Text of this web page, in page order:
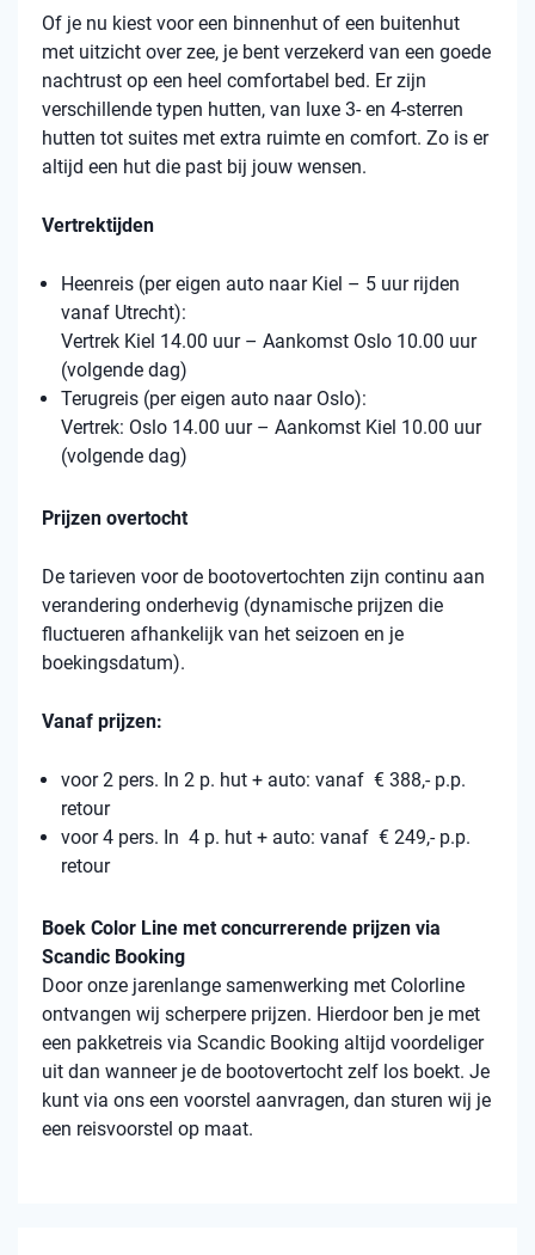
Of je nu kiest voor een binnenhut of een buitenhut
met uitzicht over zee, je bent verzekerd van een goede
nachtrust op een heel comfortabel bed. Er zijn
verschillende typen hutten, van luxe 3- en 4-sterren
hutten tot suites met extra ruimte en comfort. Zo is er
altijd een hut die past bij jouw wensen.
Vertrektijden
Heenreis (per eigen auto naar Kiel – 5 uur rijden
vanaf Utrecht):
Vertrek Kiel 14.00 uur – Aankomst Oslo 10.00 uur
(volgende dag)
Terugreis (per eigen auto naar Oslo):
Vertrek: Oslo 14.00 uur – Aankomst Kiel 10.00 uur
(volgende dag)
Prijzen overtocht
De tarieven voor de bootovertochten zijn continu aan
verandering onderhevig (dynamische prijzen die
fluctueren afhankelijk van het seizoen en je
boekingsdatum).
Vanaf prijzen:
voor 2 pers. In 2 p. hut + auto: vanaf € 388,- p.p.
retour
voor 4 pers. In 4 p. hut + auto: vanaf € 249,- p.p.
retour
Boek Color Line met concurrerende prijzen via
Scandic Booking
Door onze jarenlange samenwerking met Colorline
ontvangen wij scherpere prijzen. Hierdoor ben je met
een pakketreis via Scandic Booking altijd voordeliger
uit dan wanneer je de bootovertocht zelf los boekt. Je
kunt via ons een voorstel aanvragen, dan sturen wij je
een reisvoorstel op maat.